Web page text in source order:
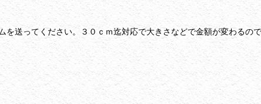
送ってください。３０ｃｍ迄対応で大きさなどで金額が変わるの